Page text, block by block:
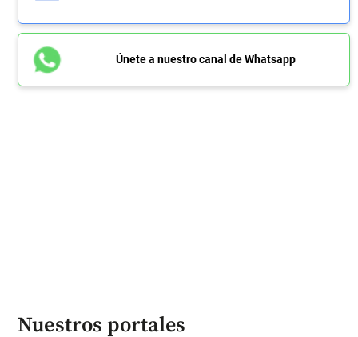
Únete a nuestro canal de Whatsapp
Nuestros portales